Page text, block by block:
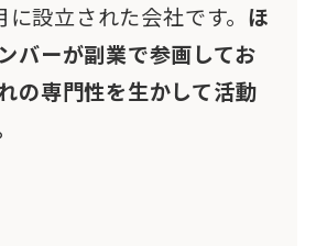
設立された会社です。 ほ
バーが副業で参画してお
の専門性を生かして活動